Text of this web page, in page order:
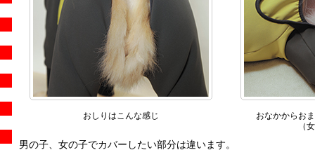
おしりはこんな感じ
おなかからお
（
男の子、女の子でカバーしたい部分は違います。